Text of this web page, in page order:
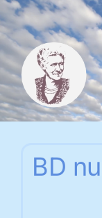
Skip
to
content
BD